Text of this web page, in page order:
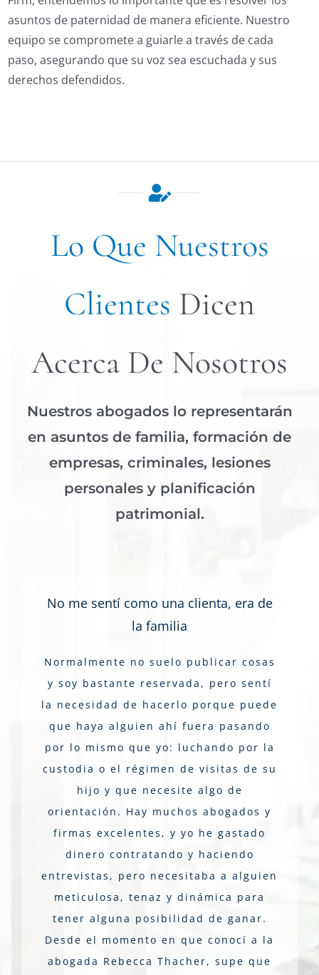
asuntos de paternidad de manera eficiente. Nuestro
equipo se compromete a guiarle a través de cada
paso, asegurando que su voz sea escuchada y sus
derechos defendidos.
Lo Que Nuestros
Clientes Dicen
Acerca De Nosotros
Nuestros abogados lo representarán
en asuntos de familia, formación de
empresas, criminales, lesiones
personales y planificación
patrimonial.
No me sentí como una clienta, era de
la familia
Normalmente no suelo publicar cosas
y soy bastante reservada, pero sentí
la necesidad de hacerlo porque puede
que haya alguien ahí fuera pasando
por lo mismo que yo: luchando por la
custodia o el régimen de visitas de su
hijo y que necesite algo de
orientación. Hay muchos abogados y
firmas excelentes, y yo he gastado
dinero contratando y haciendo
entrevistas, pero necesitaba a alguien
meticulosa, tenaz y dinámica para
tener alguna posibilidad de ganar.
Desde el momento en que conocí a la
abogada Rebecca Thacher, supe que